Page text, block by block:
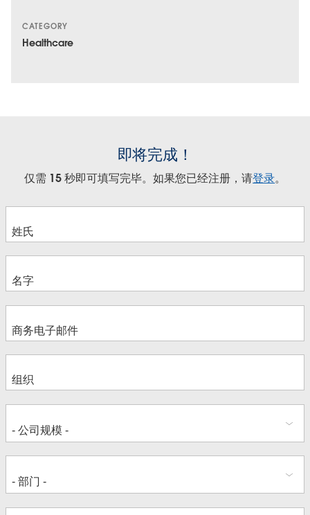
CATEGORY
Healthcare
即将完成！
仅需 15 秒即可填写完毕。如果您已经注册，请登录。